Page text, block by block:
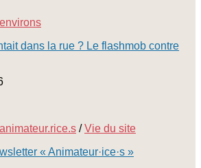
dans la rue ? Le flashmob contre
/Vie du site
« Animateur·ice·s »